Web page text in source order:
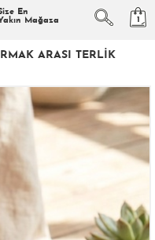
En
Mağaza
1
ARASI TERLIK